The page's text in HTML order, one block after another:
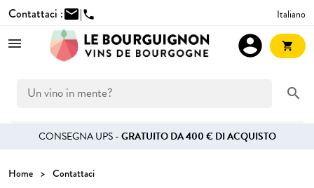
Contattaci :mail|phone Italiano
search
account_circle shopping_cart
CONSEGNA UPS -GRATUITO DA 400 € DI ACQUISTO
Home Contattaci